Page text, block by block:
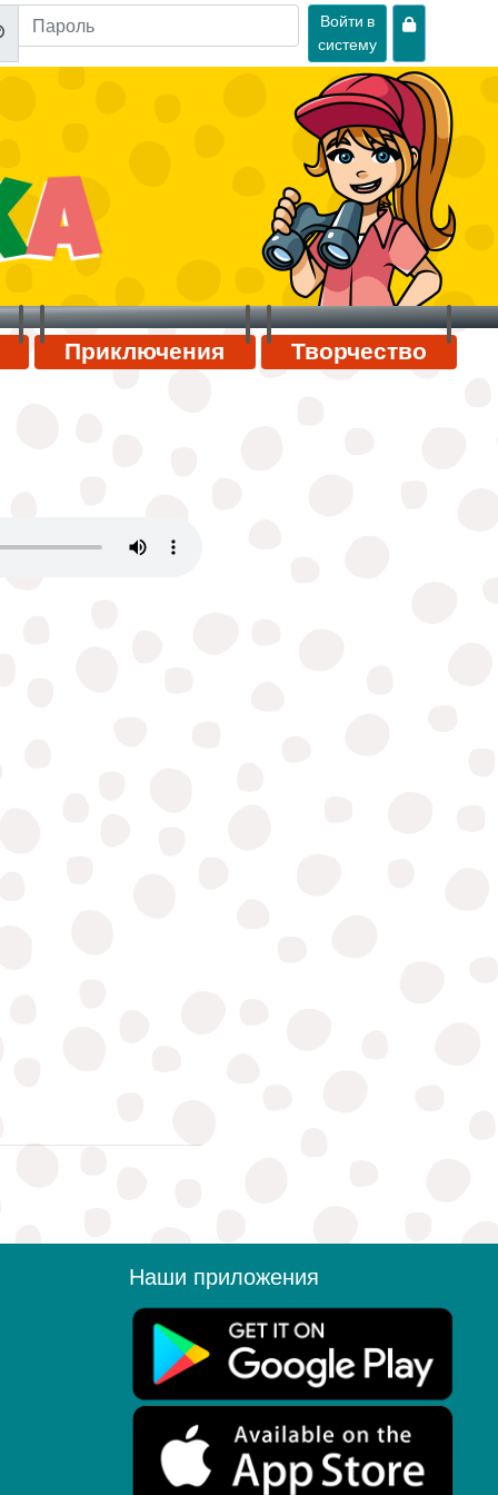
Войти в
систему
Приключения Творчество
Наши приложения